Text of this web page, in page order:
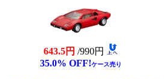
643.5円 /990円
35.0% OFF!ケース売り